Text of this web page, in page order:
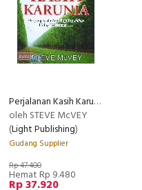
Perjalanan Kasih Karunia : Hal yang Selalu Anda Inginkan dalam Hidup Kekristenan
oleh STEVE McVEY
(Light Publishing)
Gudang Supplier
Rp 47.400
Hemat Rp 9.480
Rp 37.920